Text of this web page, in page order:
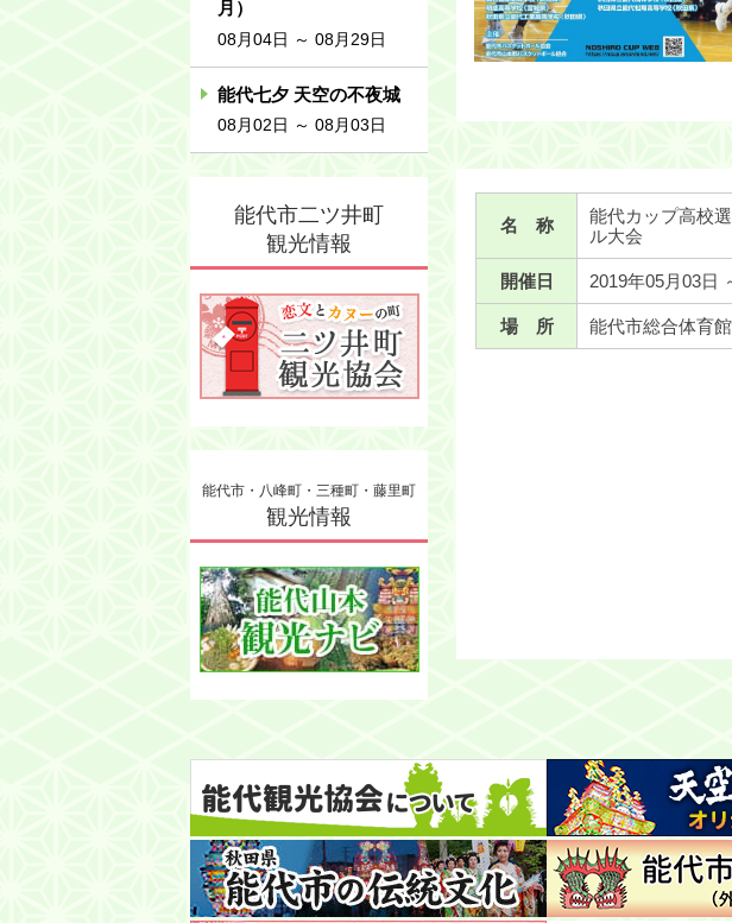
月）
08月04日 ～ 08月29日
能代七夕 天空の不夜城
08月02日 ～ 08月03日
能代市二ツ井町
観光情報
能代市・八峰町・三種町・藤里町
観光情報
名 称
能代カップ高校
ル大会
開催日 2019年05月03日
場 所 能代市総合体育館